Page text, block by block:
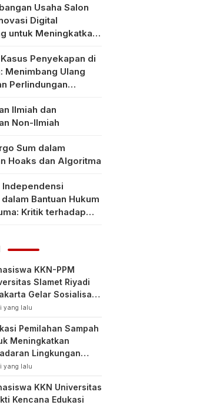
Usaha Salon
Digital
untuk Meningkatkan
Selong Lombok
Penyekapan di
Menimbang Ulang
Perlindungan
Ilmiah dan
Non-Ilmiah
Sum dalam
Hoaks dan Algoritma
Independensi
Bantuan Hukum
Kritik terhadap
KKN-PPM
Slamet Riyadi
Gelar Sosialisasi
Keuangan
yang lalu
Pemilahan Sampah
Meningkatkan
Lingkungan
Dini di SDN Pacul 1
TK Kartini
yang lalu
KKN Universitas
Kencana Edukasi